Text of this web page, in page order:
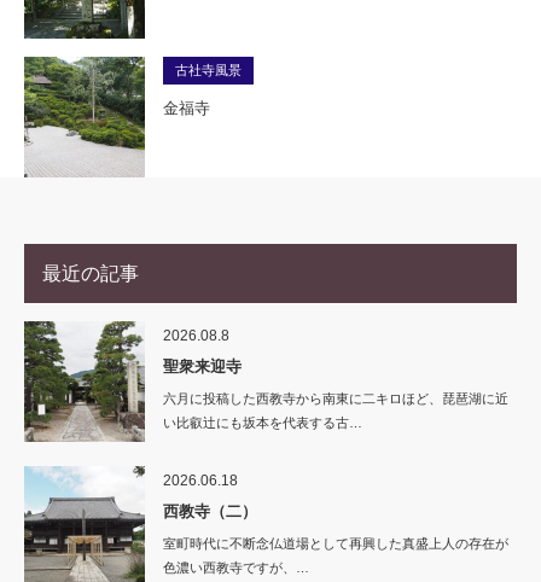
古社寺風景
金福寺
最近の記事
2026.08.8
聖衆来迎寺
六月に投稿した西教寺から南東に二キロほど、琵琶湖に近
い比叡辻にも坂本を代表する古…
2026.06.18
西教寺（二）
室町時代に不断念仏道場として再興した真盛上人の存在が
色濃い西教寺ですが、…